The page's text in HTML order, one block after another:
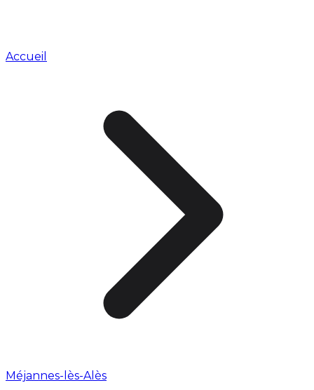
Accueil
Méjannes-lès-Alès